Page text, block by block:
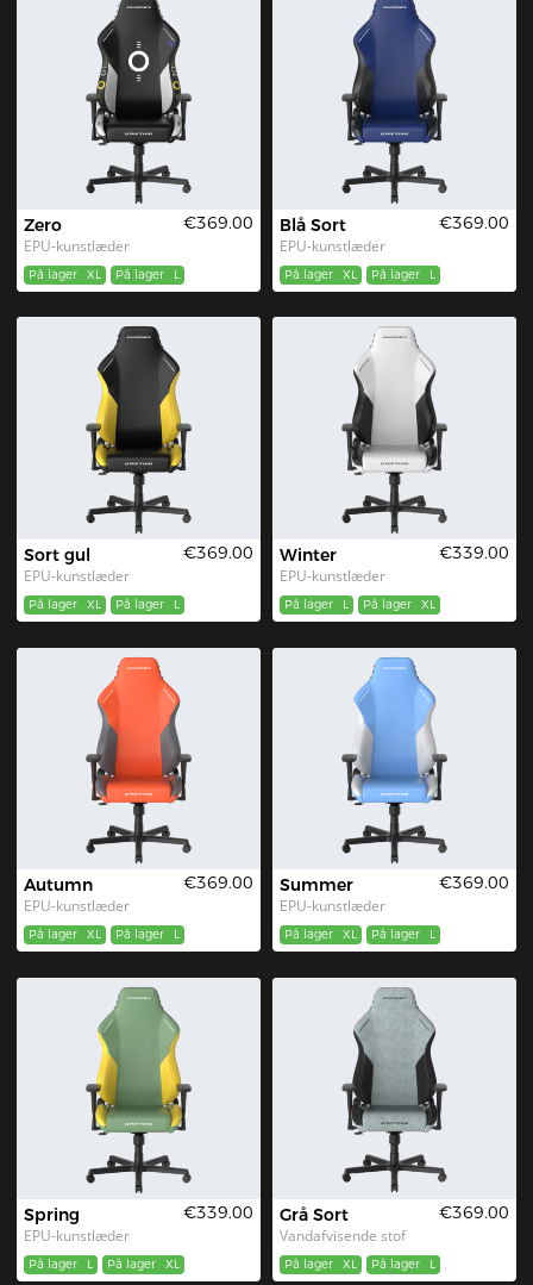
Zero
EPU-kunstlæder
€369.00
På lager XL På lager L
Blå Sort
EPU-kunstlæder
€369.00
På lager XL På lager L
Sort gul
EPU-kunstlæder
€369.00
På lager XL På lager L
Winter
EPU-kunstlæder
€339.00
På lager L På lager XL
Autumn
EPU-kunstlæder
€369.00
På lager XL På lager L
Summer
EPU-kunstlæder
€369.00
På lager XL På lager L
Spring
EPU-kunstlæder
€339.00
På lager L På lager XL
Grå Sort
Vandafvisende stof
€369.00
På lager XL På lager L